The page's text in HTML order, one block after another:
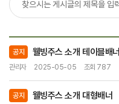
공지 웰빙주스 소개 테이블배너
관리자 2025-05-05 조회 787
공지 웰빙주스 소개 대형배너